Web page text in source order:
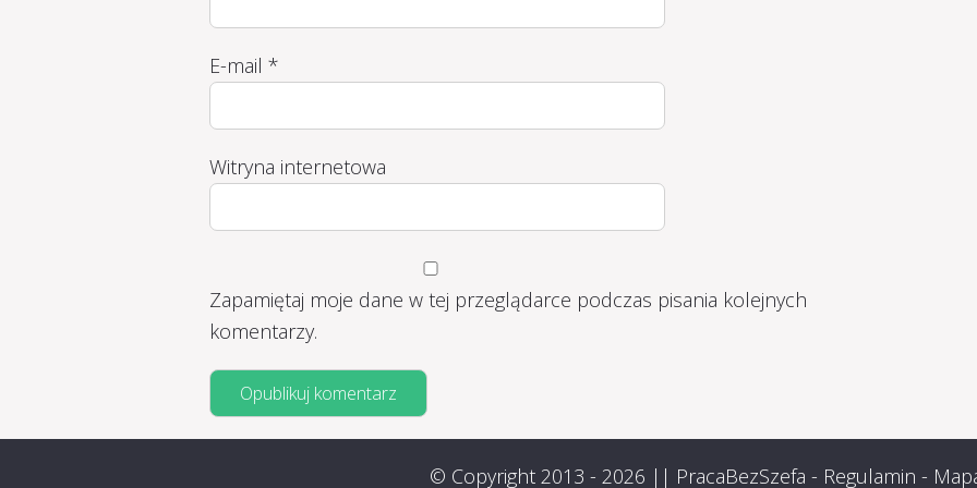
E-mail *
Witryna internetowa
Zapamiętaj moje dane w tej przeglądarce podczas pisania kolejnych
komentarzy.
© Copyright 2013 - 2026 || PracaBezSzefa - Regulamin -